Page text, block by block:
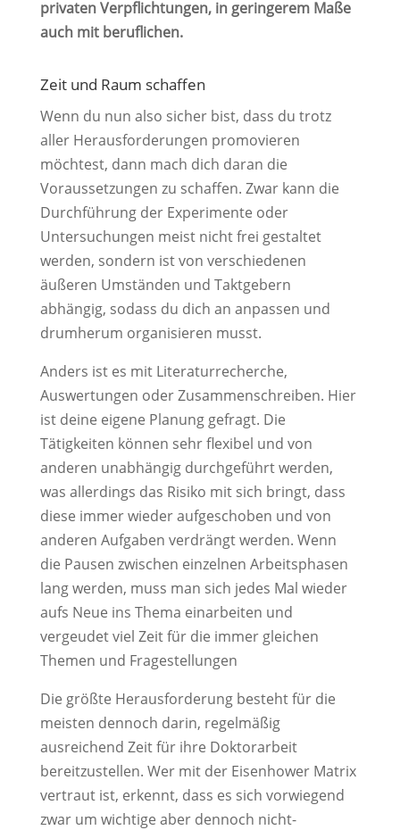
privaten Verpflichtungen, in geringerem Maße
auch mit beruflichen.
Zeit und Raum schaffen
Wenn du nun also sicher bist, dass du trotz
aller Herausforderungen promovieren
möchtest, dann mach dich daran die
Voraussetzungen zu schaffen. Zwar kann die
Durchführung der Experimente oder
Untersuchungen meist nicht frei gestaltet
werden, sondern ist von verschiedenen
äußeren Umständen und Taktgebern
abhängig, sodass du dich an anpassen und
drumherum organisieren musst.
Anders ist es mit Literaturrecherche,
Auswertungen oder Zusammenschreiben. Hier
ist deine eigene Planung gefragt. Die
Tätigkeiten können sehr flexibel und von
anderen unabhängig durchgeführt werden,
was allerdings das Risiko mit sich bringt, dass
diese immer wieder aufgeschoben und von
anderen Aufgaben verdrängt werden. Wenn
die Pausen zwischen einzelnen Arbeitsphasen
lang werden, muss man sich jedes Mal wieder
aufs Neue ins Thema einarbeiten und
vergeudet viel Zeit für die immer gleichen
Themen und Fragestellungen
Die größte Herausforderung besteht für die
meisten dennoch darin, regelmäßig
ausreichend Zeit für ihre Doktorarbeit
bereitzustellen. Wer mit der Eisenhower Matrix
vertraut ist, erkennt, dass es sich vorwiegend
zwar um wichtige aber dennoch nicht-